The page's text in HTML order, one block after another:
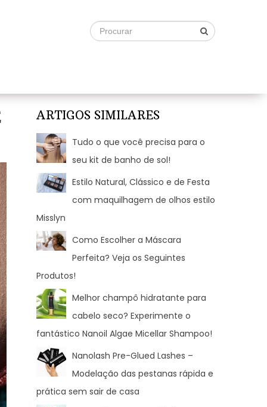
ARTIGOS SIMILARES
Tudo o que você precisa para o
seu kit de banho de sol!
Estilo Natural, Clássico e de Festa
com maquilhagem de olhos estilo
Misslyn
Como Escolher a Máscara
Perfeita? Veja os Seguintes
Produtos!
Melhor champô hidratante para
cabelo seco? Experimente o
fantástico Nanoil Algae Micellar Shampoo!
Nanolash Pre-Glued Lashes –
Modelação das pestanas rápida e
prática sem sair de casa